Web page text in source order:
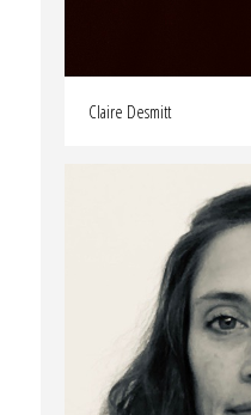
Claire Desmitt